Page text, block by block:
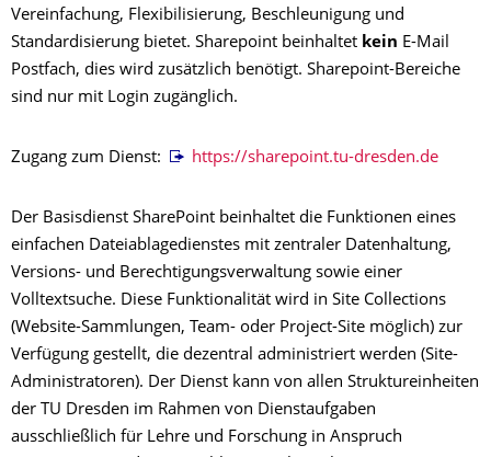
Vereinfachung, Flexibilisierung, Beschleunigung und
Standardisierung bietet. Sharepoint beinhaltet kein E-Mail
Postfach, dies wird zusätzlich benötigt. Sharepoint-Bereiche
sind nur mit Login zugänglich.
Zugang zum Dienst: https://sharepoint.tu-dresden.de
Der Basisdienst SharePoint beinhaltet die Funktionen eines
einfachen Dateiablagedienstes mit zentraler Datenhaltung,
Versions- und Berechtigungsverwaltung sowie einer
Volltextsuche. Diese Funktionalität wird in Site Collections
(Website-Sammlungen, Team- oder Project-Site möglich) zur
Verfügung gestellt, die dezentral administriert werden (Site-
Administratoren). Der Dienst kann von allen Struktureinheiten
der TU Dresden im Rahmen von Dienstaufgaben
ausschließlich für Lehre und Forschung in Anspruch